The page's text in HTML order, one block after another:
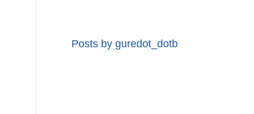
Posts by guredot_dotb